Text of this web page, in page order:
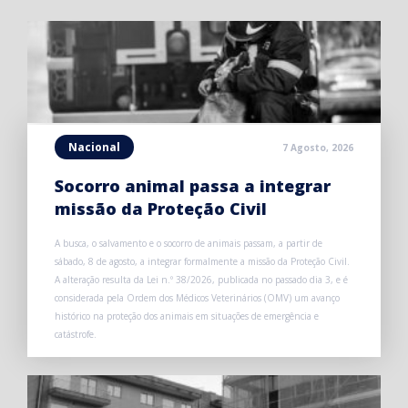
Nacional 7 Agosto, 2026
Socorro animal passa a integrar
missão da Proteção Civil
A busca, o salvamento e o socorro de animais passam, a partir de
sábado, 8 de agosto, a integrar formalmente a missão da Proteção Civil.
A alteração resulta da Lei n.º 38/2026, publicada no passado dia 3, e é
considerada pela Ordem dos Médicos Veterinários (OMV) um avanço
histórico na proteção dos animais em situações de emergência e
catástrofe.